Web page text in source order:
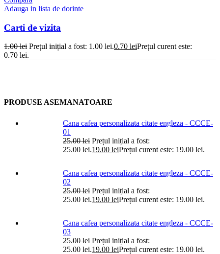
Adauga in lista de dorinte
Carti de vizita
1.00lei Prețul inițial a fost: 1.00 lei.0.70 leiPrețul curent este:
0.70 lei.
PRODUSE ASEMANATOARE
Cana cafea personalizata citate engleza - CCCE-
01
25.00lei Prețul inițial a fost:
25.00 lei.19.00 leiPrețul curent este: 19.00 lei.
Cana cafea personalizata citate engleza - CCCE-
02
25.00lei Prețul inițial a fost:
25.00 lei.19.00 leiPrețul curent este: 19.00 lei.
Cana cafea personalizata citate engleza - CCCE-
03
25.00lei Prețul inițial a fost:
25.00 lei.19.00 leiPrețul curent este: 19.00 lei.